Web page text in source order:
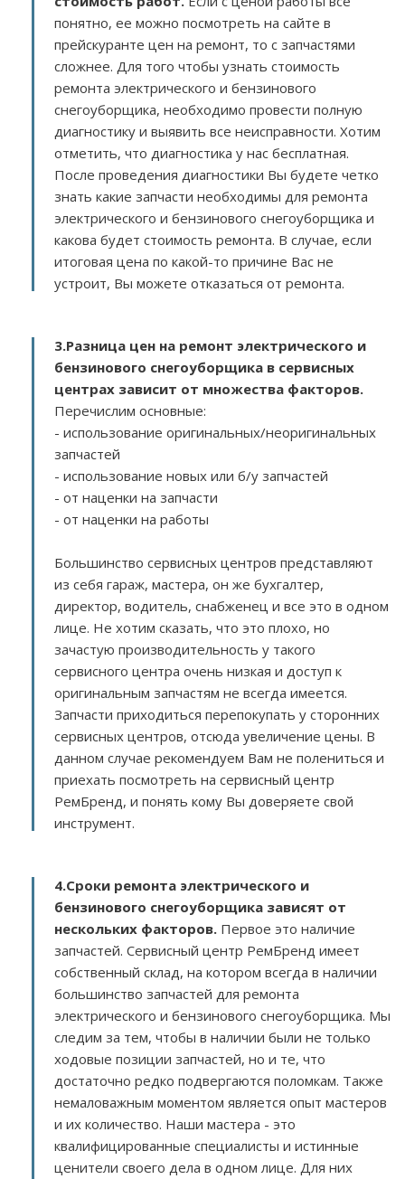
понятно, ее можно посмотреть на сайте в
прейскуранте цен на ремонт, то с запчастями
сложнее. Для того чтобы узнать стоимость
ремонта электрического и бензинового
снегоуборщика, необходимо провести полную
диагностику и выявить все неисправности. Хотим
отметить, что диагностика у нас бесплатная.
После проведения диагностики Вы будете четко
знать какие запчасти необходимы для ремонта
электрического и бензинового снегоуборщика и
какова будет стоимость ремонта. В случае, если
итоговая цена по какой-то причине Вас не
устроит, Вы можете отказаться от ремонта.
3.Разница цен на ремонт электрического и
бензинового снегоуборщика в сервисных
центрах зависит от множества факторов.
Перечислим основные:
- использование оригинальных/неоригинальных
запчастей
- использование новых или б/у запчастей
- от наценки на запчасти
- от наценки на работы
Большинство сервисных центров представляют
из себя гараж, мастера, он же бухгалтер,
директор, водитель, снабженец и все это в одном
лице. Не хотим сказать, что это плохо, но
зачастую производительность у такого
сервисного центра очень низкая и доступ к
оригинальным запчастям не всегда имеется.
Запчасти приходиться перепокупать у сторонних
сервисных центров, отсюда увеличение цены. В
данном случае рекомендуем Вам не полениться и
приехать посмотреть на сервисный центр
РемБренд, и понять кому Вы доверяете свой
инструмент.
4.Сроки ремонта электрического и
бензинового снегоуборщика зависят от
нескольких факторов. Первое это наличие
запчастей. Сервисный центр РемБренд имеет
собственный склад, на котором всегда в наличии
большинство запчастей для ремонта
электрического и бензинового снегоуборщика. Мы
следим за тем, чтобы в наличии были не только
ходовые позиции запчастей, но и те, что
достаточно редко подвергаются поломкам. Также
немаловажным моментом является опыт мастеров
и их количество. Наши мастера - это
квалифицированные специалисты и истинные
ценители своего дела в одном лице. Для них